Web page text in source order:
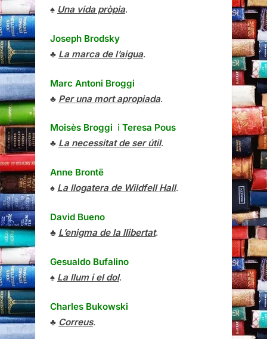
♠ Una vida pròpia.
Joseph Brodsky
♣ La marca de l’aigua.
Marc Antoni Broggi
♣ Per una mort apropiada.
Moisès Broggi i Teresa Pous
♣ La necessitat de ser útil.
Anne Brontë
♠ La llogatera de Wildfell Hall.
David Bueno
♣ L’enigma de la llibertat.
Gesualdo Bufalino
♠ La llum i el dol.
Charles Bukowski
♣ Correus.